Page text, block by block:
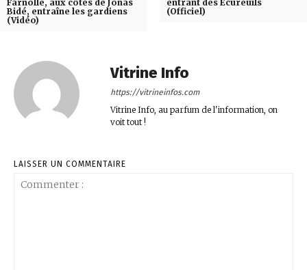
Farnolle, aux côtés de Jonas
Bidé, entraîne les gardiens
(Vidéo)
entrant des Écureuils
(Officiel)
Vitrine Info
https://vitrineinfos.com
Vitrine Info, au parfum de l'information, on
voit tout !
LAISSER UN COMMENTAIRE